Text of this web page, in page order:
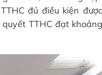
đủ điều kiện được
TTHC đạt khoảng